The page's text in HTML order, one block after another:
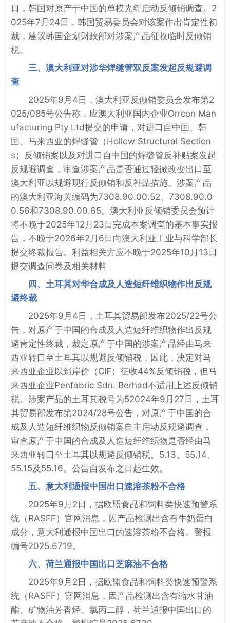
日，韩国对原产于中国的单模光纤启动反倾销调查。2
025年7月24日，韩国贸易委员会对该案作出肯定性初
裁，建议韩国企划财政部对涉案产品征收临时反倾销
税。
三、澳大利亚对涉华焊缝管双反案发起反规避调
查
2025年9月4日，澳大利亚反倾销委员会发布第2
025/085号公告称，应澳大利亚国内企业Orrcon Man
ufacturing Pty Ltd提交的申请，对进口自中国、韩
国、马来西亚的焊缝管（Hollow Structural Section
s）反倾销案以及对进口自中国的焊缝管反补贴案发起
反规避调查，审查涉案产品是否通过轻微改变出口至
澳大利亚以规避现行反倾销和反补贴措施。涉案产品
的澳大利亚海关编码为7308.90.00.52、7308.90.0
0.56和7308.90.00.65。澳大利亚反倾销委员会预计
将不晚于2025年12月23日完成本案调查的基本事实报
告，不晚于2026年2月6日向澳大利亚工业与科学部长
提交终裁报告。利益相关方应不晚于2025年10月13日
提交调查问卷及相关材料
四、土耳其对华合成及人造短纤维织物作出反规
避终裁
2025年9月4日，土耳其贸易部发布2025/22号公
告，对原产于中国的合成及人造短纤维织物作出反规
避肯定性终裁，裁定原产于中国的涉案产品经由马来
西亚转口至土耳其以规避反倾销税，因此，决定对马
来西亚企业以到岸价（CIF）征收44%反倾销税，但马
来西亚企业Penfabric Sdn. Berhad不适用上述反倾销
税。涉案产品的土耳其税号为52024年9月27日，土耳
其贸易部发布第2024/28号公告，对原产于中国的合
成及人造短纤维织物反倾销案自主启动反规避调查，
审查原产于中国的合成及人造短纤维织物是否经由马
来西亚转口至土耳其以规避反倾销税。5.13、55.14、
55.15及55.16。公告自发布之日起生效。
五、意大利通报中国出口速溶茶粉不合格
2025年9月2日，据欧盟食品和饲料类快速预警系
统（RASFF）官网消息，因产品检测出含有牛奶蛋白
成分，意大利通报中国出口的速溶茶粉不合格。警报
编号2025.6719。
六、荷兰通报中国出口芝麻油不合格
2025年9月2日，据欧盟食品和饲料类快速预警系
统（RASFF）官网消息，因产品检测出含有缩水甘油
酯、矿物油芳香烃、氯丙二醇，荷兰通报中国出口的